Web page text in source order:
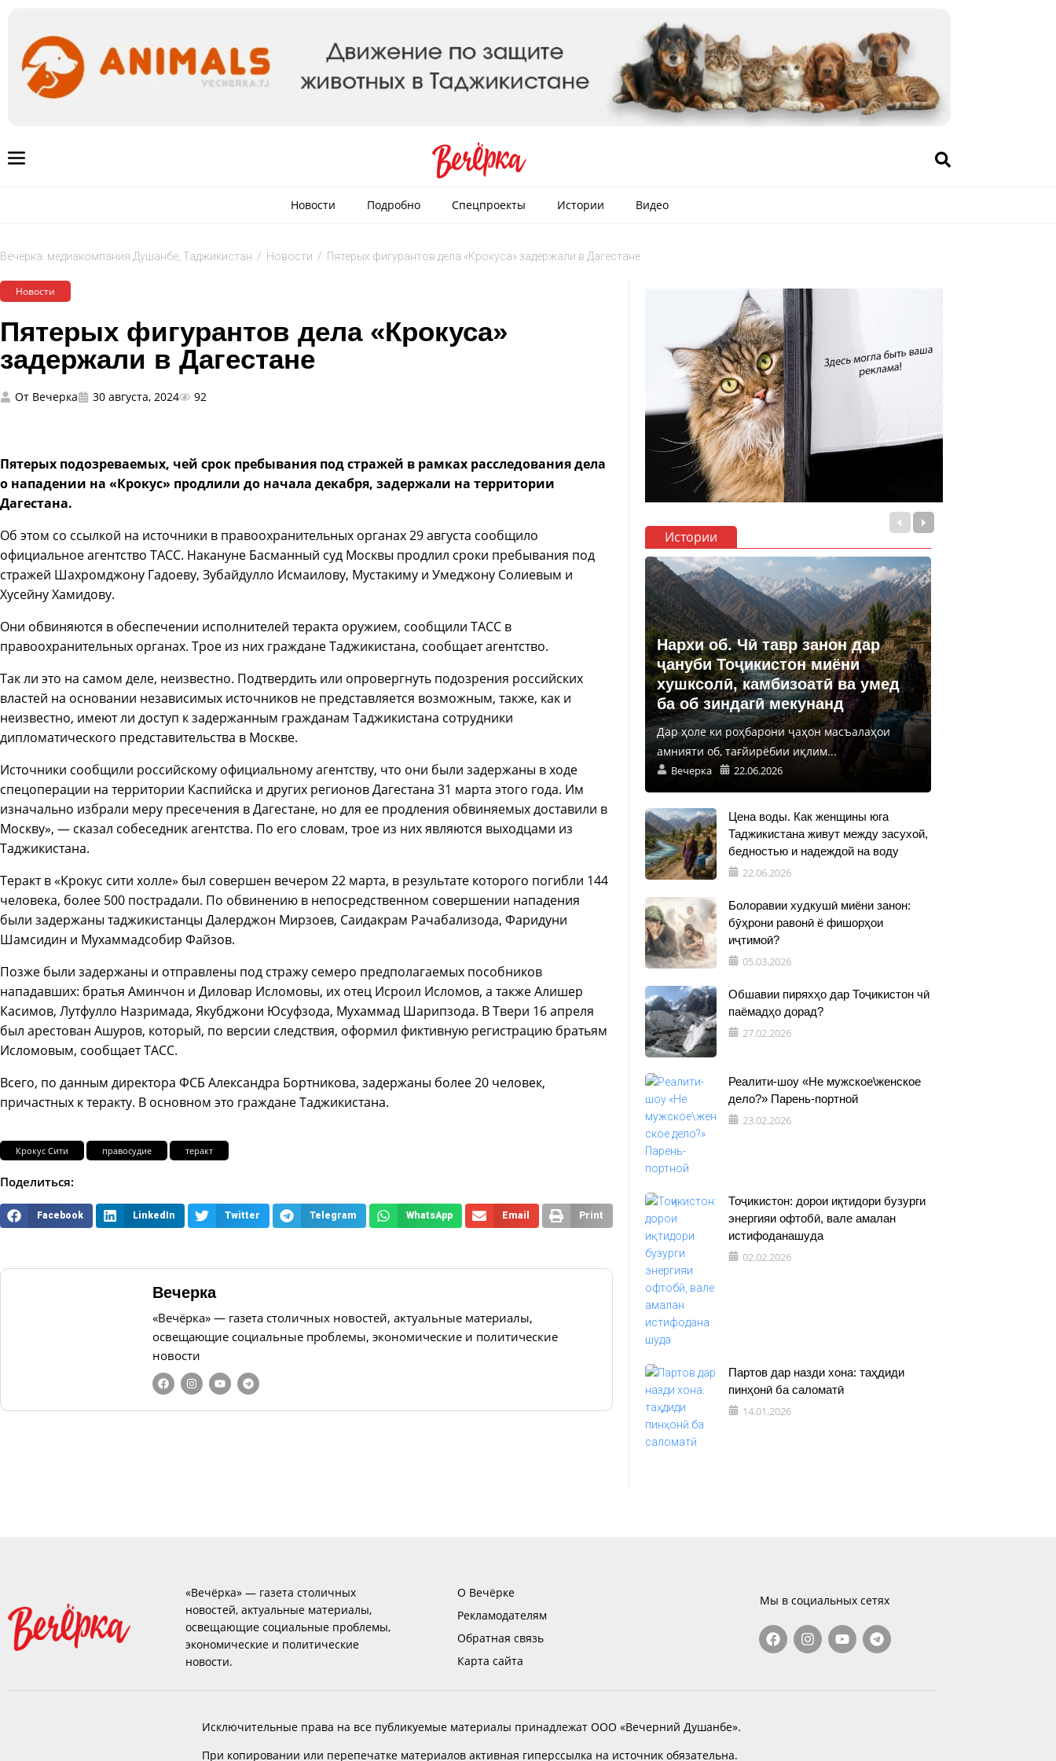
Новости Подробно Спецпроекты Истории Видео
Вечёрка: медиакомпания Душанбе, Таджикистан / Новости / Пятерых фигурантов дела «Крокуса» задержали в Дагестане
Новости
Пятерых фигурантов дела «Крокуса»
задержали в Дагестане
От Вечерка 30 августа, 2024 92
Пятерых подозреваемых, чей срок пребывания под стражей в рамках расследования дела
о нападении на «Крокус» продлили до начала декабря, задержали на территории
Дагестана.
Об этом со ссылкой на источники в правоохранительных органах 29 августа сообщило
официальное агентство ТАСС. Накануне Басманный суд Москвы продлил сроки пребывания под
стражей Шахромджону Гадоеву, Зубайдулло Исмаилову, Мустакиму и Умеджону Солиевым и
Хусейну Хамидову.
Они обвиняются в обеспечении исполнителей теракта оружием, сообщили ТАСС в
правоохранительных органах. Трое из них граждане Таджикистана, сообщает агентство.
Так ли это на самом деле, неизвестно. Подтвердить или опровергнуть подозрения российских
властей на основании независимых источников не представляется возможным, также, как и
неизвестно, имеют ли доступ к задержанным гражданам Таджикистана сотрудники
дипломатического представительства в Москве.
Источники сообщили российскому официальному агентству, что они были задержаны в ходе
спецоперации на территории Каспийска и других регионов Дагестана 31 марта этого года. Им
изначально избрали меру пресечения в Дагестане, но для ее продления обвиняемых доставили в
Москву», — сказал собеседник агентства. По его словам, трое из них являются выходцами из
Таджикистана.
Теракт в «Крокус сити холле» был совершен вечером 22 марта, в результате которого погибли 144
человека, более 500 пострадали. По обвинению в непосредственном совершении нападения
были задержаны таджикистанцы Далерджон Мирзоев, Саидакрам Рачабализода, Фаридуни
Шамсидин и Мухаммадсобир Файзов.
Позже были задержаны и отправлены под стражу семеро предполагаемых пособников
нападавших: братья Аминчон и Диловар Исломовы, их отец Исроил Исломов, а также Алишер
Касимов, Лутфулло Назримада, Якубджони Юсуфзода, Мухаммад Шарипзода. В Твери 16 апреля
был арестован Ашуров, который, по версии следствия, оформил фиктивную регистрацию братьям
Исломовым, сообщает ТАСС.
Всего, по данным директора ФСБ Александра Бортникова, задержаны более 20 человек,
причастных к теракту. В основном это граждане Таджикистана.
Крокус Сити правосудие теракт
Поделиться:
Facebook LinkedIn Twitter Telegram WhatsApp Email Print
Вечерка
«Вечёрка» — газета столичных новостей, актуальные материалы,
освещающие социальные проблемы, экономические и политические
новости
Истории
Нархи об. Чӣ тавр занон дар
ҷануби Тоҷикистон миёни
хушксолӣ, камбизоатӣ ва умед
ба об зиндагӣ мекунанд
Дар ҳоле ки роҳбарони ҷаҳон масъалаҳои
амнияти об, тағйирёбии иқлим...
Вечерка 22.06.2026
Цена воды. Как женщины юга
Таджикистана живут между засухой,
бедностью и надеждой на воду
22.06.2026
Болоравии худкушӣ миёни занон:
бӯҳрони равонӣ ё фишорҳои
иҷтимоӣ?
05.03.2026
Обшавии пиряхҳо дар Тоҷикистон чӣ
паёмадҳо дорад?
27.02.2026
Реалити-шоу «Не мужское\женское
дело?» Парень-портной
23.02.2026
Тоҷикистон: дорои иқтидори бузурги
энергияи офтобӣ, вале амалан
истифоданашуда
02.02.2026
Партов дар назди хона: таҳдиди
пинҳонӣ ба саломатӣ
14.01.2026
«Вечёрка» — газета столичных
новостей, актуальные материалы,
освещающие социальные проблемы,
экономические и политические
новости.
О Вечёрке
Рекламодателям
Обратная связь
Карта сайта
Мы в социальных сетях
Исключительные права на все публикуемые материалы принадлежат ООО «Вечерний Душанбе».
При копировании или перепечатке материалов активная гиперссылка на источник обязательна.